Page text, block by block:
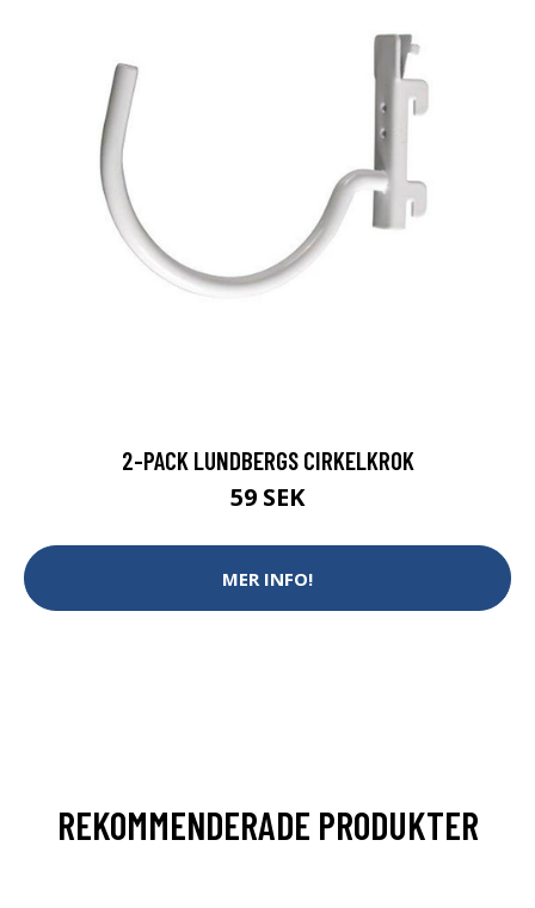
2-PACK LUNDBERGS CIRKELKROK
59 SEK
MER INFO!
REKOMMENDERADE PRODUKTER